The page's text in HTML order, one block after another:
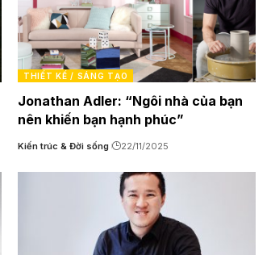
THIẾT KẾ / SÁNG TẠO
Jonathan Adler: “Ngôi nhà của bạn
nên khiến bạn hạnh phúc”
Kiến trúc & Đời sống 22/11/2025